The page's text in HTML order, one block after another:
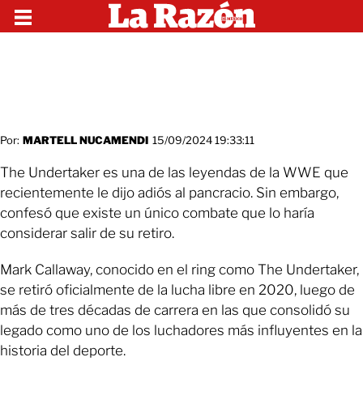
Por: MARTELL NUCAMENDI 15/09/2024 19:33:11
The Undertaker es una de las leyendas de la WWE que
recientemente le dijo adiós al pancracio. Sin embargo,
confesó que existe un único combate que lo haría
considerar salir de su retiro.
Mark Callaway, conocido en el ring como The Undertaker,
se retiró oficialmente de la lucha libre en 2020, luego de
más de tres décadas de carrera en las que consolidó su
legado como uno de los luchadores más influyentes en la
historia del deporte.